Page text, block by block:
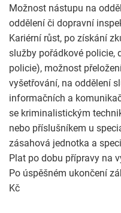
Možnost nástupu na
oddělení či dopravní
Kariérní růst, po získání
služby pořádkové policie,
policie), možnost
vyšetřování, na oddělení
informačních a
se kriminalistickým
nebo příslušníkem u
zásahová jednotka a
Plat po dobu přípravy na
Po úspěšném ukončení
Kč